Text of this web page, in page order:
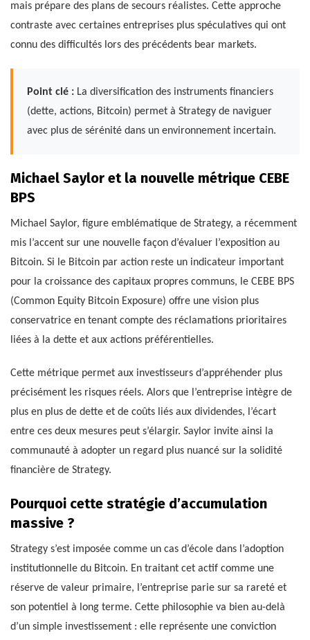
mais prépare des plans de secours réalistes. Cette approche
contraste avec certaines entreprises plus spéculatives qui ont
connu des difficultés lors des précédents bear markets.
Point clé : La diversification des instruments financiers
(dette, actions, Bitcoin) permet à Strategy de naviguer
avec plus de sérénité dans un environnement incertain.
Michael Saylor et la nouvelle métrique CEBE
BPS
Michael Saylor, figure emblématique de Strategy, a récemment
mis l’accent sur une nouvelle façon d’évaluer l’exposition au
Bitcoin. Si le Bitcoin par action reste un indicateur important
pour la croissance des capitaux propres communs, le CEBE BPS
(Common Equity Bitcoin Exposure) offre une vision plus
conservatrice en tenant compte des réclamations prioritaires
liées à la dette et aux actions préférentielles.
Cette métrique permet aux investisseurs d’appréhender plus
précisément les risques réels. Alors que l’entreprise intègre de
plus en plus de dette et de coûts liés aux dividendes, l’écart
entre ces deux mesures peut s’élargir. Saylor invite ainsi la
communauté à adopter un regard plus nuancé sur la solidité
financière de Strategy.
Pourquoi cette stratégie d’accumulation
massive ?
Strategy s’est imposée comme un cas d’école dans l’adoption
institutionnelle du Bitcoin. En traitant cet actif comme une
réserve de valeur primaire, l’entreprise parie sur sa rareté et
son potentiel à long terme. Cette philosophie va bien au-delà
d’un simple investissement : elle représente une conviction